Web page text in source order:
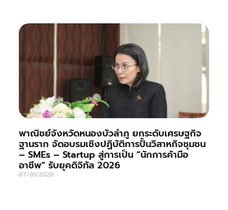
พาณิชย์จังหวัดหนองบัวลำภู ยกระดับเศรษฐกิจ
ฐานราก จัดอบรมเชิงปฏิบัติการปั้นวิสาหกิจชุมชน
– SMEs – Startup สู่การเป็น “นักการค้ามือ
อาชีพ” รับยุคดิจิทัล 2026
07/01/2026